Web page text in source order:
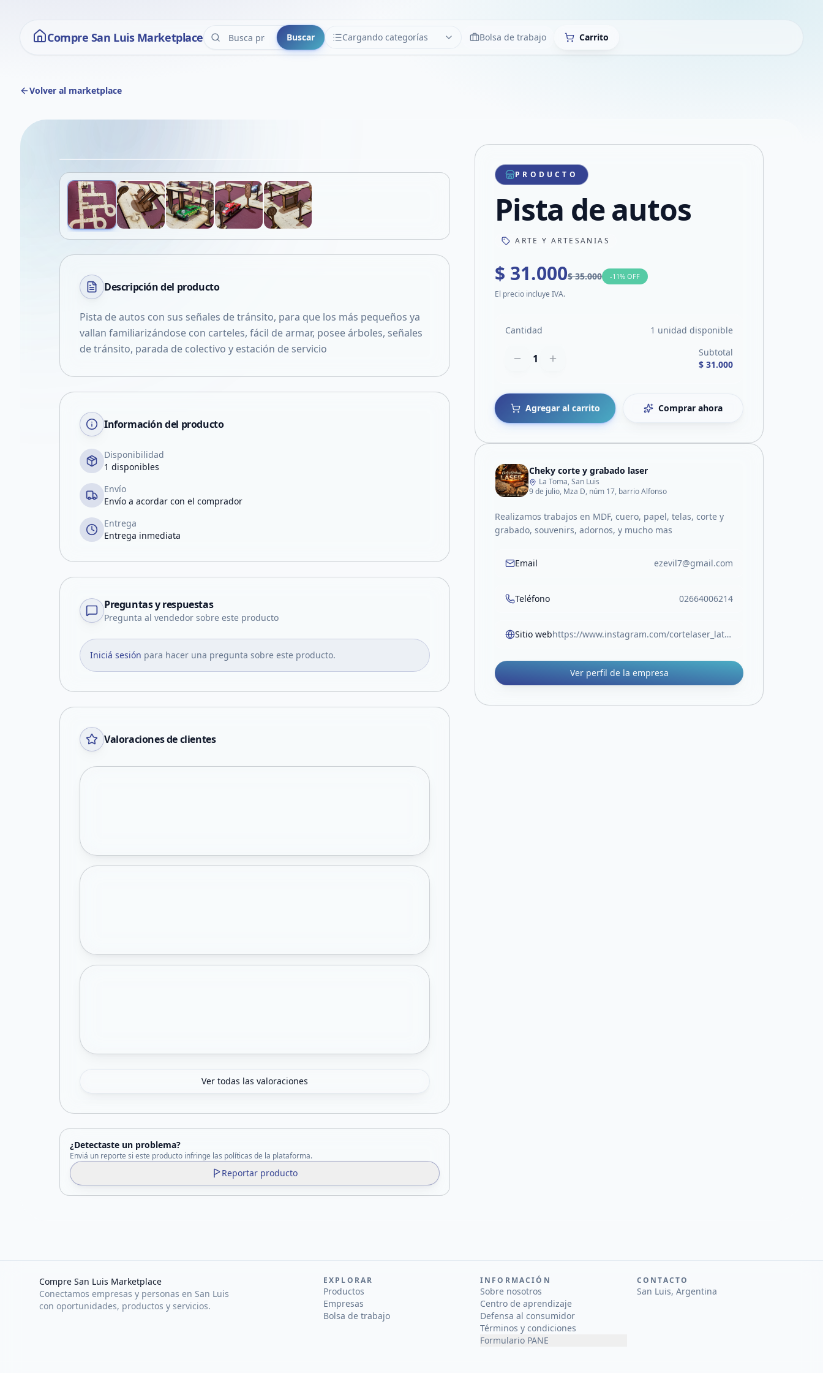
Compre San Luis Marketplace Buscar Cargando categorías
CATEGORÍAS LimpiarBolsa de trabajo Carrito
Volver al marketplace
Compartir producto
Compartir por WhatsApp
Compartir por mail
Compartir en Facebook
Compartir en X
Descripción del producto
Pista de autos con sus señales de tránsito, para que los más pequeños ya
vallan familiarizándose con carteles, fácil de armar, posee árboles, señales
de tránsito, parada de colectivo y estación de servicio
Información del producto
Disponibilidad
1 disponibles
Envío
Envío a acordar con el comprador
Entrega
Entrega inmediata
Preguntas y respuestas
Pregunta al vendedor sobre este producto
Iniciá sesión para hacer una pregunta sobre este producto.
Valoraciones de clientes
Ver todas las valoraciones
¿Detectaste un problema?
Enviá un reporte si este producto infringe las políticas de la plataforma.
Reportar producto
PRODUCTO
Pista de autos
ARTE Y ARTESANIAS
$ 31.000$ 35.000 -11% OFF
El precio incluye IVA.
Cantidad 1 unidad disponible
1
Subtotal
$ 31.000
Agregar al carrito Comprar ahora
Cheky corte y grabado laser
La Toma, San Luis
9 de julio, Mza D, núm 17, barrio Alfonso
Realizamos trabajos en MDF, cuero, papel, telas, corte y
grabado, souvenirs, adornos, y mucho mas
Email ezevil7@gmail.com
Teléfono 02664006214
Sitio web https://www.instagram.com/cortelaser_latoma?igsh=djNyZ21xZDNjM3Vu&utm_source=qr
Ver perfil de la empresa
Compre San Luis Marketplace
Conectamos empresas y personas en San Luis
con oportunidades, productos y servicios.
EXPLORAR
Productos
Empresas
Bolsa de trabajo
INFORMACIÓN
Sobre nosotros
Centro de aprendizaje
Defensa al consumidor
Términos y condiciones
Formulario PANE
CONTACTO
San Luis, Argentina